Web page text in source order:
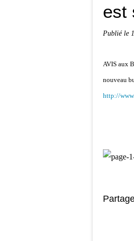
est
Publié le
AVIS aux
nouveau
http://